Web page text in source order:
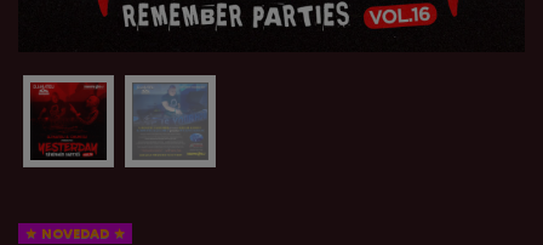
NOVEDAD